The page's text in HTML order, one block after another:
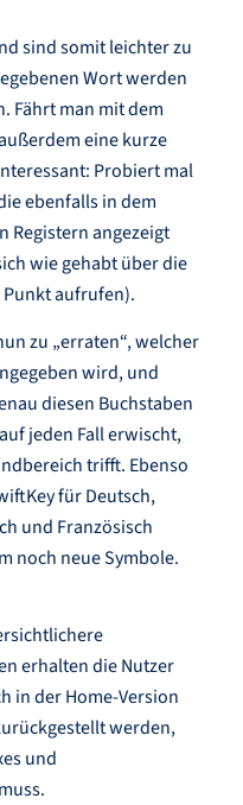
sind somit leichter zu
Wort werden
Fährt man mit dem
eine kurze
Probiert mal
ebenfalls in dem
Registern angezeigt
wie gehabt über die
aufrufen).
zu „erraten“, welcher
wird, und
diesen Buchstaben
jeden Fall erwischt,
trifft. Ebenso
für Deutsch,
und Französisch
noch neue Symbole.
erhalten die Nutzer
in der Home-Version
werden,
und